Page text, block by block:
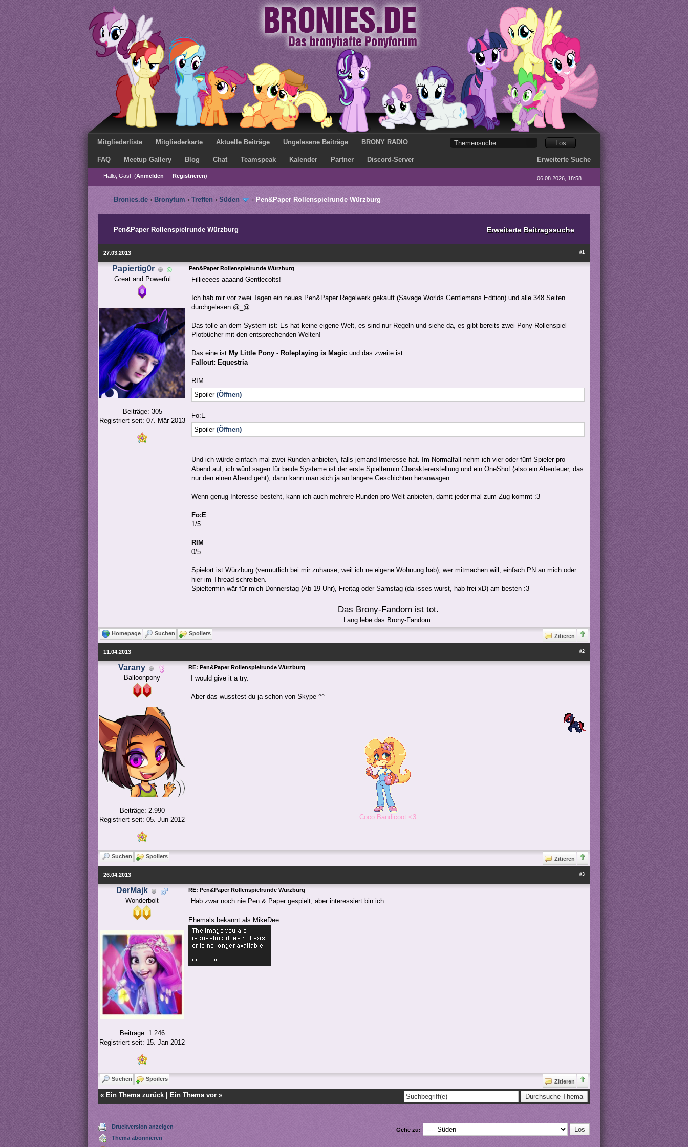
Mitgliederliste Mitgliederkarte Aktuelle Beiträge Ungelesene Beiträge BRONY RADIO
FAQ Meetup Gallery Blog Chat Teamspeak Kalender Partner Discord-Server Erweiterte Suche
Hallo, Gast! (Anmelden — Registrieren) 06.08.2026, 18:58
Bronies.de › Bronytum › Treffen › Süden › Pen&Paper Rollenspielrunde Würzburg
Erweiterte Beitragssuche
Pen&Paper Rollenspielrunde Würzburg
#1
27.03.2013
Papiertig0r
Great and Powerful
Beiträge: 305
Registriert seit: 07. Mär 2013
Pen&Paper Rollenspielrunde Würzburg
Fillieeees aaaand Gentlecolts!
Ich hab mir vor zwei Tagen ein neues Pen&Paper Regelwerk gekauft (Savage Worlds Gentlemans Edition) und alle 348 Seiten
durchgelesen @_@
Das tolle an dem System ist: Es hat keine eigene Welt, es sind nur Regeln und siehe da, es gibt bereits zwei Pony-Rollenspiel
Plotbücher mit den entsprechenden Welten!
Das eine ist My Little Pony - Roleplaying is Magic und das zweite ist
Fallout: Equestria
RIM
Spoiler (Öffnen)
Fo:E
Spoiler (Öffnen)
Und ich würde einfach mal zwei Runden anbieten, falls jemand Interesse hat. Im Normalfall nehm ich vier oder fünf Spieler pro
Abend auf, ich würd sagen für beide Systeme ist der erste Spieltermin Charaktererstellung und ein OneShot (also ein Abenteuer, das
nur den einen Abend geht), dann kann man sich ja an längere Geschichten heranwagen.
Wenn genug Interesse besteht, kann ich auch mehrere Runden pro Welt anbieten, damit jeder mal zum Zug kommt :3
Fo:E
1/5
RIM
0/5
Spielort ist Würzburg (vermutlich bei mir zuhause, weil ich ne eigene Wohnung hab), wer mitmachen will, einfach PN an mich oder
hier im Thread schreiben.
Spieltermin wär für mich Donnerstag (Ab 19 Uhr), Freitag oder Samstag (da isses wurst, hab frei xD) am besten :3
Das Brony-Fandom ist tot.
Lang lebe das Brony-Fandom.
Homepage Suchen Spoilers Zitieren
#2
11.04.2013
Varany
Balloonpony
Beiträge: 2.990
Registriert seit: 05. Jun 2012
RE: Pen&Paper Rollenspielrunde Würzburg
I would give it a try.
Aber das wusstest du ja schon von Skype ^^
Coco Bandicoot <3
Suchen Spoilers Zitieren
#3
26.04.2013
DerMajk
Wonderbolt
Beiträge: 1.246
Registriert seit: 15. Jan 2012
RE: Pen&Paper Rollenspielrunde Würzburg
Hab zwar noch nie Pen & Paper gespielt, aber interessiert bin ich.
Ehemals bekannt als MikeDee
Suchen Spoilers Zitieren
« Ein Thema zurück Ein Thema vor »
Druckversion anzeigen
Thema abonnieren
Gehe zu: